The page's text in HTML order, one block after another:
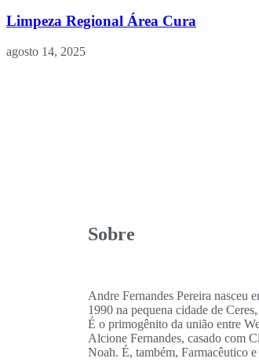
Limpeza Regional Área Cura
agosto 14, 2025
Sobre
Andre Fernandes Pereira nasceu
1990 na pequena cidade de
É o primogênito da união entre
Alcione Fernandes, casado com
Noah. É, também, Farmacêutico